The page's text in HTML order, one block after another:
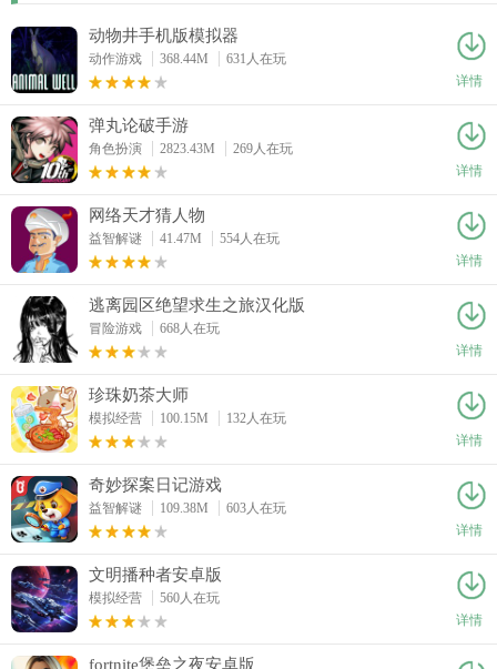
动物井手机版模拟器
动作游戏 368.44M
631人在玩
详情
弹丸论破手游
角色扮演 2823.43M
269人在玩
详情
网络天才猜人物
益智解谜 41.47M
554人在玩
详情
逃离园区绝望求生之旅汉化版
冒险游戏
668人在玩
详情
珍珠奶茶大师
模拟经营 100.15M
132人在玩
详情
奇妙探案日记游戏
益智解谜 109.38M
603人在玩
详情
文明播种者安卓版
模拟经营
560人在玩
详情
fortnite堡垒之夜安卓版